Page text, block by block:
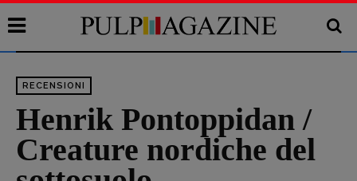
RECENSIONI
Henrik Pontoppidan /
Creature nordiche del